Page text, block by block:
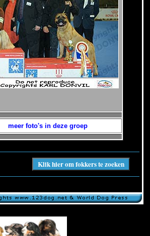
meer foto's in deze groep